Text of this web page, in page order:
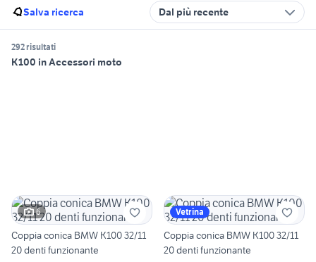
Salva ricerca Dal più recente
292 risultati
K100 in Accessori moto
6
Coppia conica BMW K100 32/11
20 denti funzionante
Vetrina
Coppia conica BMW K100 32/11
20 denti funzionante